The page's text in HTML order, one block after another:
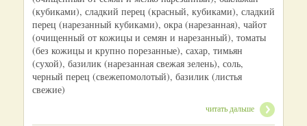
(кубиками), сладкий перец (красный, кубиками), сладкий
перец (нарезанный кубиками), окра (нарезанная), чайот
(очищенный от кожицы и семян и нарезанный), томаты
(без кожицы и крупно порезанные), сахар, тимьян
(сухой), базилик (нарезанная свежая зелень), соль,
черный перец (свежепомолотый), базилик (листья
свежие)
читать дальше